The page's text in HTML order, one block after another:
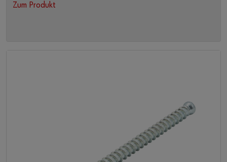
Zum Produkt